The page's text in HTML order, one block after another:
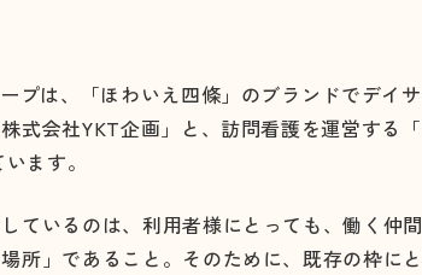
プは、「ほわいえ四條」のブランドでデイ
式会社YKT企画」と、訪問看護を運営する
ます。
ているのは、利用者様にとっても、働く仲間
場所」であること。そのために、既存の枠に